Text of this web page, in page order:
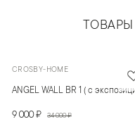
CROSBY-HOME
ANGEL WALL BR 1 ( с
9 000 ₽ 34 000 ₽